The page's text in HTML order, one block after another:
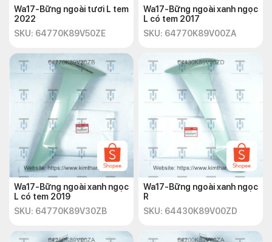
Wa17-Bững ngoài tươi L tem
2022
SKU: 64770K89V50ZE
Wa17-Bững ngoài xanh ngọc
L có tem 2017
SKU: 64770K89V00ZA
Wa17-Bững ngoài xanh ngọc
L có tem 2019
SKU: 64770K89V30ZB
Wa17-Bững ngoài xanh ngọc
R
SKU: 64430K89V00ZD